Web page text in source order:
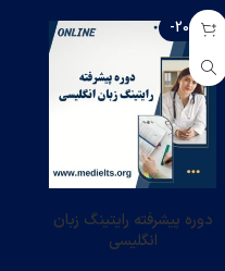
-20%
دوره پیشرفته رایتینگ زبان
انگلیسی